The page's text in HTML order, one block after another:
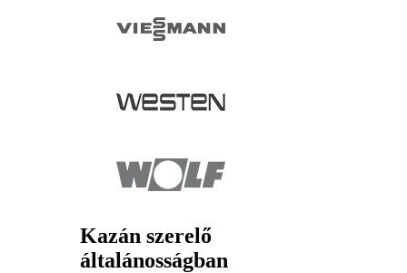
Kazán szerelő
általánosságban